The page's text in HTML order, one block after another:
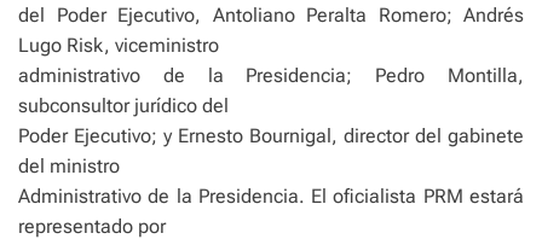
del Poder Ejecutivo, Antoliano Peralta Romero; Andrés
Lugo Risk, viceministro
administrativo de la Presidencia; Pedro Montilla,
subconsultor jurídico del
Poder Ejecutivo; y Ernesto Bournigal, director del gabinete
del ministro
Administrativo de la Presidencia. El oficialista PRM estará
representado por